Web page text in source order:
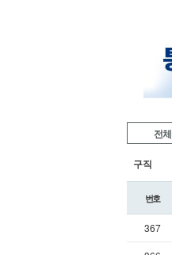
전체
구직
번호
367